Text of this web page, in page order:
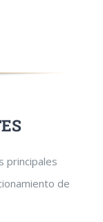
principales
de